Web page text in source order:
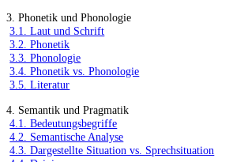
3. Phonetik und Phonologie
3.1. Laut und Schrift
3.2. Phonetik
3.3. Phonologie
3.4. Phonetik vs. Phonologie
3.5. Literatur
4. Semantik und Pragmatik
4.1. Bedeutungsbegriffe
4.2. Semantische Analyse
4.3. Dargestellte Situation vs. Sprechsituation